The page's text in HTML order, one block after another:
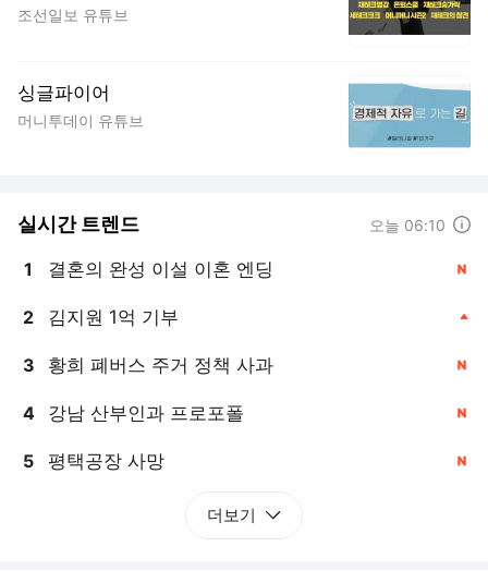
조선일보 유튜브
싱글파이어
머니투데이 유튜브
실시간 트렌드 오늘 06:10
1 결혼의 완성 이설 이혼 엔딩
2 김지원 1억 기부
3 황희 폐버스 주거 정책 사과
4 강남 산부인과 프로포폴
5 평택공장 사망
더보기